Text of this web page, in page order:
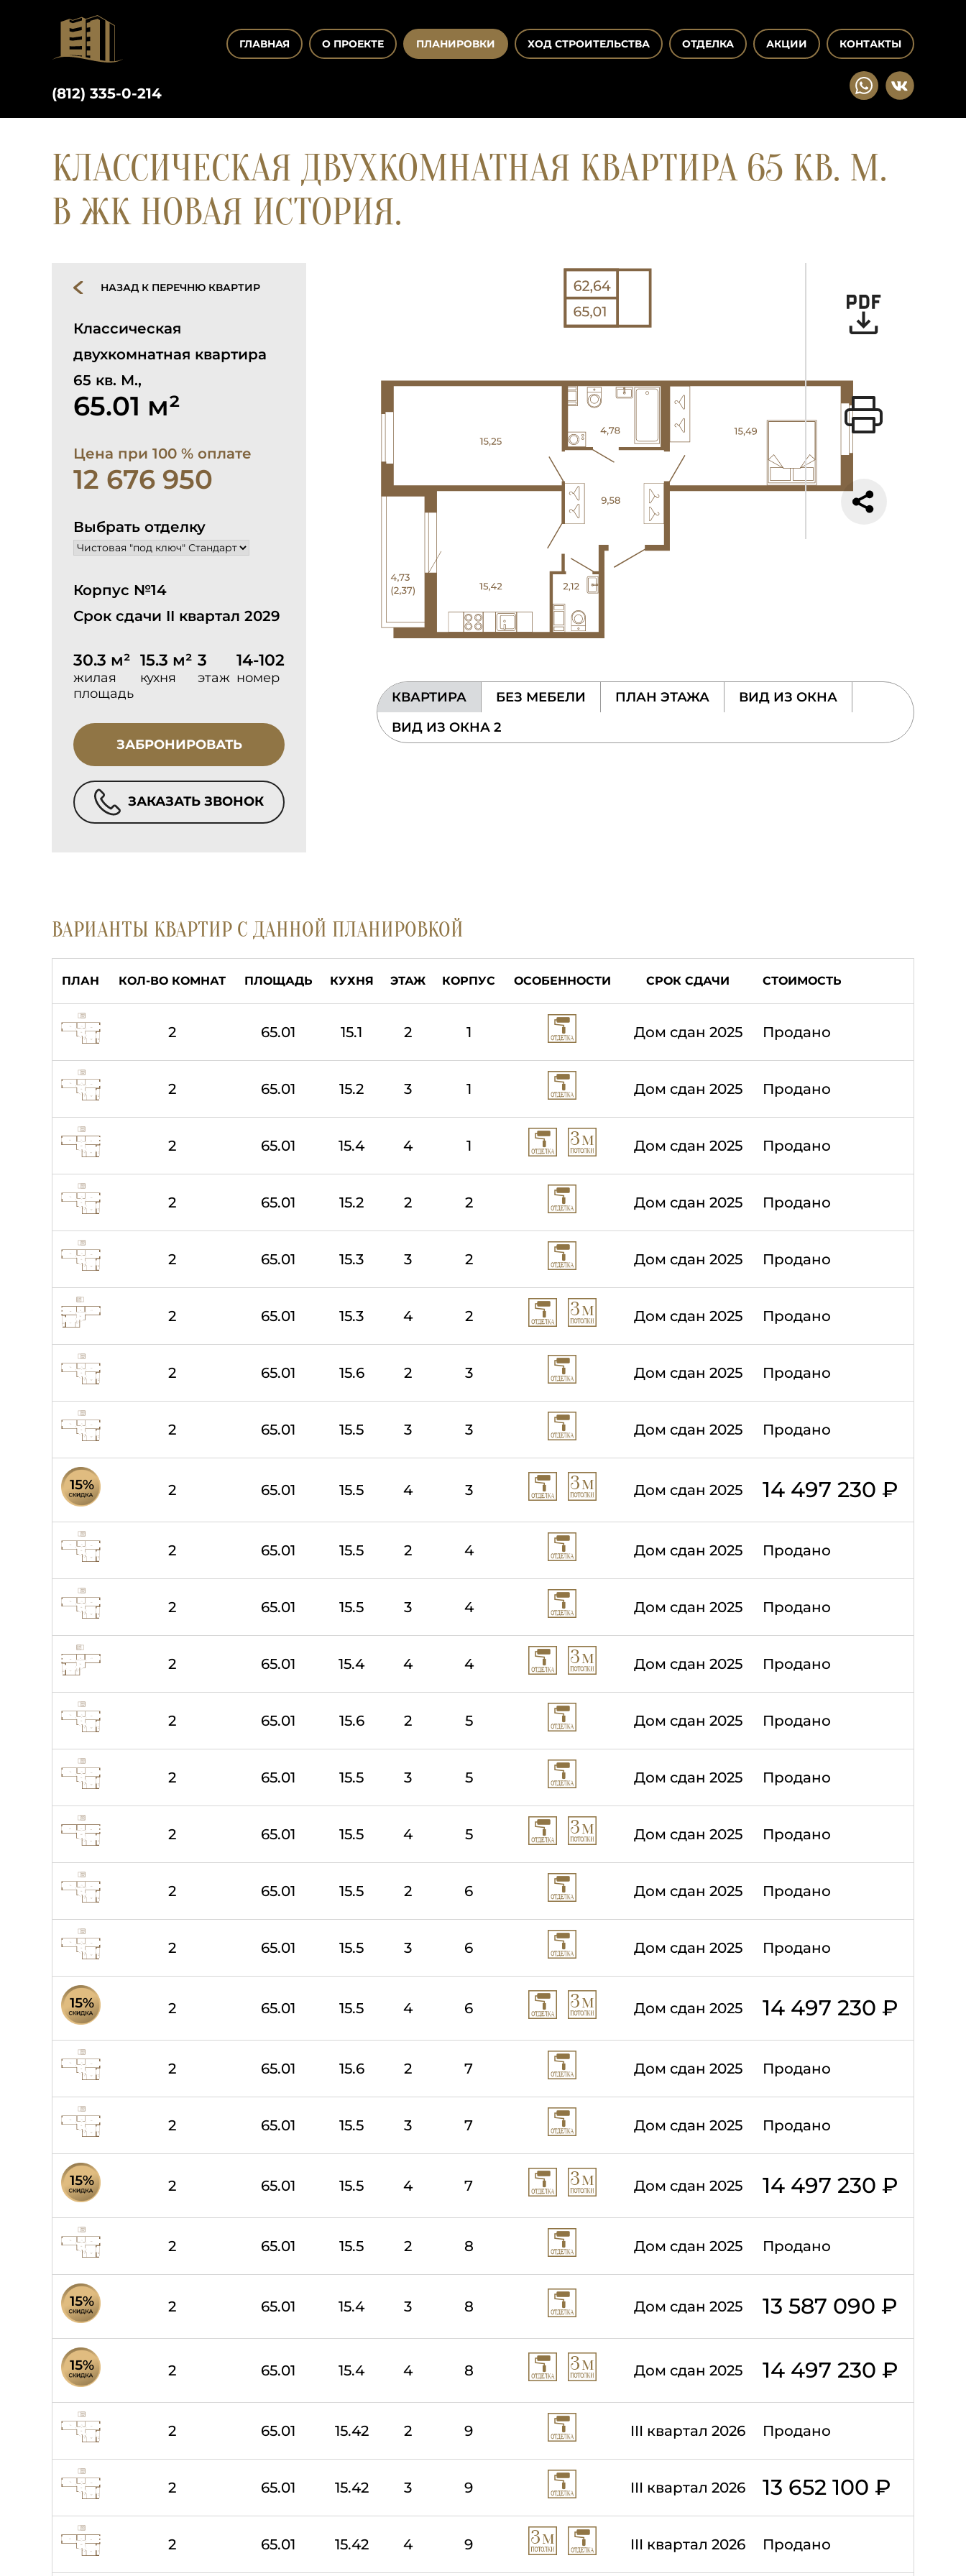
ГЛАВНАЯ О ПРОЕКТЕ ПЛАНИРОВКИ ХОД СТРОИТЕЛЬСТВА ОТДЕЛКА АКЦИИ КОНТАКТЫ
(812) 335-0-214
КЛАССИЧЕСКАЯ ДВУХКОМНАТНАЯ КВАРТИРА 65 КВ. М.
В ЖК НОВАЯ ИСТОРИЯ.
НАЗАД К ПЕРЕЧНЮ КВАРТИР
Классическая
двухкомнатная квартира
65 кв. М.,
65.01 м²
Цена при 100 % оплате
12 676 950
Выбрать отделку
Корпус №14
Срок сдачи II квартал 2029
30.3 м²
жилая
площадь
15.3 м²
кухня
3
этаж
14-102
номер
ЗАБРОНИРОВАТЬ
ЗАКАЗАТЬ ЗВОНОК
КВАРТИРА БЕЗ МЕБЕЛИ ПЛАН ЭТАЖА
ВИД ИЗ ОКНА
ВИД ИЗ ОКНА 2
ВАРИАНТЫ КВАРТИР С ДАННОЙ ПЛАНИРОВКОЙ
ПЛАН КОЛ-ВО КОМНАТ ПЛОЩАДЬ КУХНЯ ЭТАЖ КОРПУС ОСОБЕННОСТИ СРОК СДАЧИ СТОИМОСТЬ
2 65.01 15.1 2 1 Дом сдан 2025 Продано
2 65.01 15.2 3 1 Дом сдан 2025 Продано
2 65.01 15.4 4 1 Дом сдан 2025 Продано
2 65.01 15.2 2 2 Дом сдан 2025 Продано
2 65.01 15.3 3 2 Дом сдан 2025 Продано
2 65.01 15.3 4 2 Дом сдан 2025 Продано
2 65.01 15.6 2 3 Дом сдан 2025 Продано
2 65.01 15.5 3 3 Дом сдан 2025 Продано
2 65.01 15.5 4 3 Дом сдан 2025 14 497 230 ₽
2 65.01 15.5 2 4 Дом сдан 2025 Продано
2 65.01 15.5 3 4 Дом сдан 2025 Продано
2 65.01 15.4 4 4 Дом сдан 2025 Продано
2 65.01 15.6 2 5 Дом сдан 2025 Продано
2 65.01 15.5 3 5 Дом сдан 2025 Продано
2 65.01 15.5 4 5 Дом сдан 2025 Продано
2 65.01 15.5 2 6 Дом сдан 2025 Продано
2 65.01 15.5 3 6 Дом сдан 2025 Продано
2 65.01 15.5 4 6 Дом сдан 2025 14 497 230 ₽
2 65.01 15.6 2 7 Дом сдан 2025 Продано
2 65.01 15.5 3 7 Дом сдан 2025 Продано
2 65.01 15.5 4 7 Дом сдан 2025 14 497 230 ₽
2 65.01 15.5 2 8 Дом сдан 2025 Продано
2 65.01 15.4 3 8 Дом сдан 2025 13 587 090 ₽
2 65.01 15.4 4 8 Дом сдан 2025 14 497 230 ₽
2 65.01 15.42 2 9 III квартал 2026 Продано
2 65.01 15.42 3 9 III квартал 2026 13 652 100 ₽
2 65.01 15.42 4 9 III квартал 2026 Продано